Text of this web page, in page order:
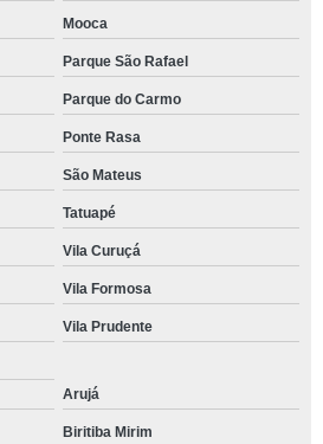
Mooca
Parque São Rafael
Parque do Carmo
Ponte Rasa
São Mateus
Tatuapé
Vila Curuçá
Vila Formosa
Vila Prudente
Arujá
Biritiba Mirim